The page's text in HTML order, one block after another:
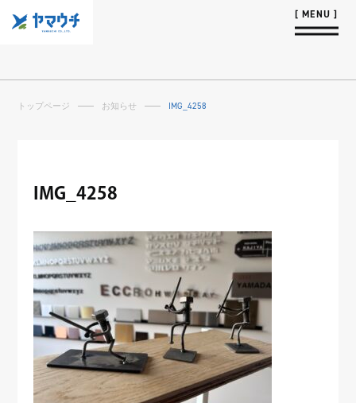
トップページ お知らせ IMG_4258
IMG_4258